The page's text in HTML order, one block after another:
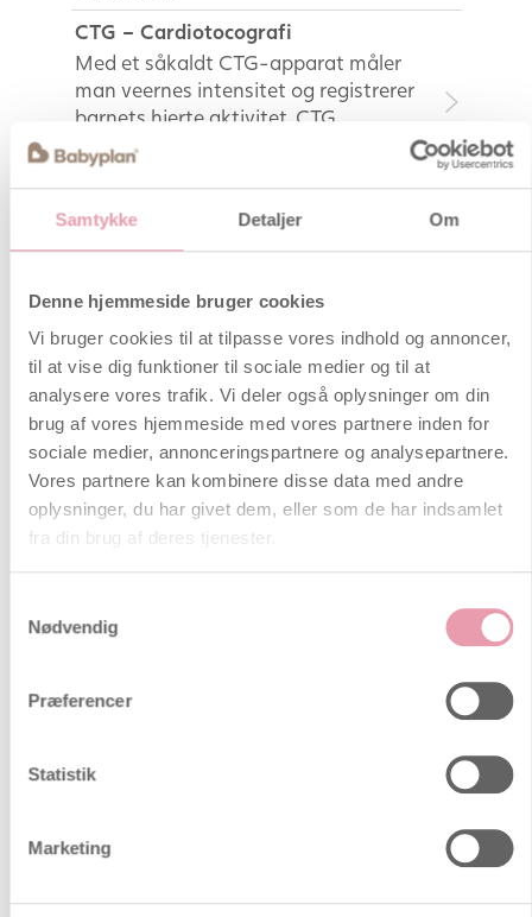
Samtykke Detaljer Om
Denne hjemmeside bruger cookies
Vi bruger cookies til at tilpasse vores indhold og annoncer,
til at vise dig funktioner til sociale medier og til at
analysere vores trafik. Vi deler også oplysninger om din
brug af vores hjemmeside med vores partnere inden for
sociale medier, annonceringspartnere og analysepartnere.
Vores partnere kan kombinere disse data med andre
oplysninger, du har givet dem, eller som de har indsamlet
fra din brug af deres tjenester.
Nødvendig
Præferencer
Statistik
Marketing
CTG – Cardiotocografi
Med et såkaldt CTG-apparat måler
man veernes intensitet og registrerer
barnets hjerte aktivitet. CTG
anvendes normalvis før og under
fødslen.
Almindelige spørgsmål
Gratis babypakker 2023 – til de
Nybagte og kommende forældre
mangler sjældent noget at bruge
deres penge på. Det er apoteker,
babybutikker …
Hvornår siger man at man er
gravid?
Nogle siger det med det samme, så
graviditeten føles mere virkelig,
andre siger det når de nærmer sig
spontan abort er ovre.
Linea nigra betyder sort streg og
progesteron medvirker til en forhøjet